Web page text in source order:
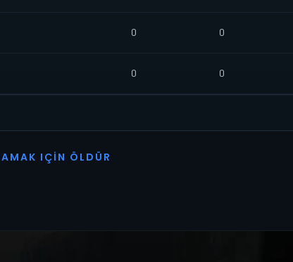
0 0
0 0
AMAK I ÇI N Ö L D Ü R